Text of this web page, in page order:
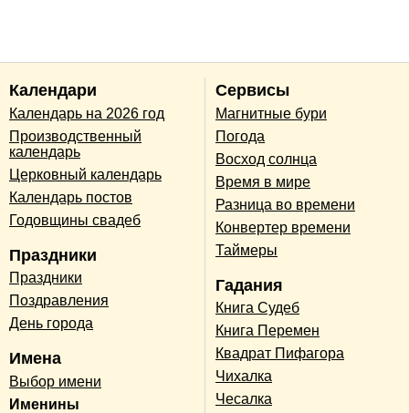
Календари
Календарь на 2026 год
Производственный
календарь
Церковный календарь
Календарь постов
Годовщины свадеб
Праздники
Праздники
Поздравления
День города
Имена
Выбор имени
Именины
Сервисы
Магнитные бури
Погода
Восход солнца
Время в мире
Разница во времени
Конвертер времени
Таймеры
Гадания
Книга Судеб
Книга Перемен
Квадрат Пифагора
Чихалка
Чесалка